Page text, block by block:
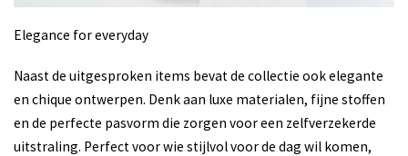
Elegance for everyday
Naast de uitgesproken items bevat de collectie ook elegante
en chique ontwerpen. Denk aan luxe materialen, fijne stoffen
en de perfecte pasvorm die zorgen voor een zelfverzekerde
uitstraling. Perfect voor wie stijlvol voor de dag wil komen,